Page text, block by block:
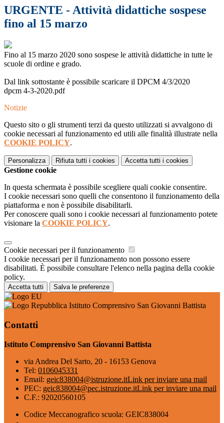
URGENTE - Attività didattiche sospese
fino al 15 marzo
Fino al 15 marzo 2020 sono sospese le attività didattiche in tutte le
scuole di ordine e grado.
Dal link sottostante è possibile scaricare il DPCM 4/3/2020
dpcm 4-3-2020.pdf
Notizie
Questo sito o gli strumenti terzi da questo utilizzati si avvalgono di
cookie necessari al funzionamento ed utili alle finalità illustrate nella
COOKIE POLICY.
Personalizza Rifiuta tutti i cookies Accetta tutti i cookies
Gestione cookie
In questa schermata è possibile scegliere quali cookie consentire.
I cookie necessari sono quelli che consentono il funzionamento della
piattaforma e non è possibile disabilitarli.
Per conoscere quali sono i cookie necessari al funzionamento potete
visionare la COOKIE POLICY.
Cookie necessari per il funzionamento
I cookie necessari per il funzionamento non possono essere
disabilitati. È possibile consultare l'elenco nella pagina della cookie
policy.
Accetta tutti Salva le preferenze
Istituto Comprensivo San Giovanni Battista
Contatti
Istituto Comprensivo San Giovanni Battista
via Andrea Del Sarto, 20 - 16153 Genova
Tel: 0106045331
Email: geic838004@istruzione.itLink per inviare una mail
PEC: geic838004@pec.istruzione.itLink per inviare una mail
C.F.: 92020560105
Codice Meccanografico scuola: GEIC838004